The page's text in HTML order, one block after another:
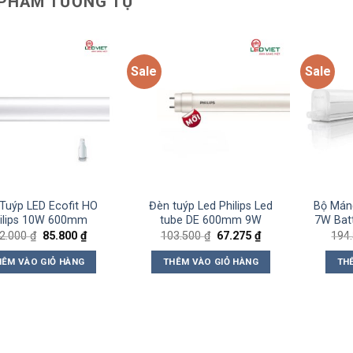
Add to
LED Ecofit HO
10W 600mm
₫ Giá
là:
132.000 ₫.
85.800₫Giá
hiện
VÀO GIỎ HÀNG
Sale
Add to
wishlist
Đèn tuýp Led Philips Led
tube DE 600mm 9W
103.500₫ Giá
là:
103.500 ₫.
67.275₫Giá
hiện
THÊM VÀO GIỎ HÀNG
Sale
Bộ
7W